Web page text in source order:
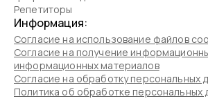
Репетиторы
Информация:
Согласие на использование файлов
Согласие на получение
информационных материалов
Согласие на обработку персональных
Политика об обработке персональных